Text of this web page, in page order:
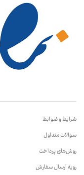
شرایط و ضوابط
سوالات متداول
روش‌های پرداخت
رویه ارسال سفارش